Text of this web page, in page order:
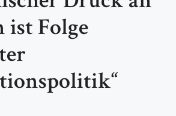
ist Folge